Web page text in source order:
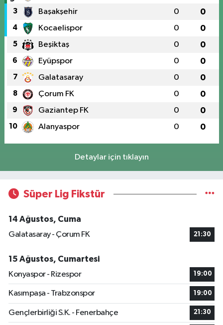
3 Başakşehir 0 0
4 Kocaelispor 0 0
5 Beşiktaş 0 0
6 Eyüpspor 0 0
7 Galatasaray 0 0
8 Çorum FK 0 0
9 Gaziantep FK 0 0
10 Alanyaspor 0 0
Detaylar için tıklayın
Süper Lig Fikstür
14 Ağustos, Cuma
Galatasaray - Çorum FK
21:30
15 Ağustos, Cumartesi
Konyaspor - Rizespor
19:00
Kasımpaşa - Trabzonspor 19:00
Gençlerbirliği S.K. - Fenerbahçe 21:30